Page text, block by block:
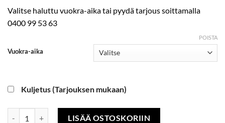
-
Valitse haluttu vuokra-aika tai pyydä tarjous soittamalla
0400 99 53 63
Vuokra-aika
POISTA
Kuljetus (Tarjouksen mukaan)
Wc-vaunu 2kpl vesi-wc määräLISÄÄ OSTOSKORIIN